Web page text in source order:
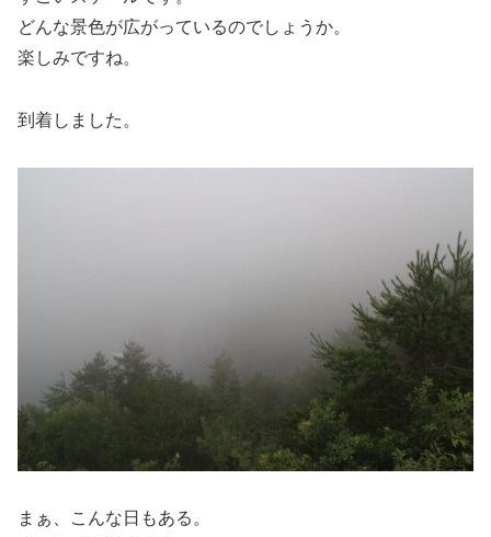
どんな景色が広がっているのでしょうか。
楽しみですね。
到着しました。
まぁ、こんな日もある。